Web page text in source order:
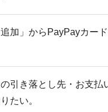
追加」からPayPayカー
引き落とし先・お支払
たい。